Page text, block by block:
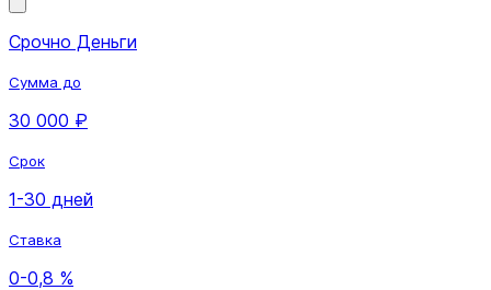
Срочно Деньги
Сумма до
30 000 ₽
Срок
1-30 дней
Ставка
0-0,8 %